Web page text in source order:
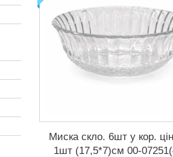
Миска скло. 6шт у кор.
1шт (17,5*7)см 00-